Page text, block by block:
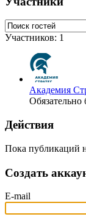
Участников: 1
Академия
Обязательно
Действия
Пока публикаций
Создать
E-mail